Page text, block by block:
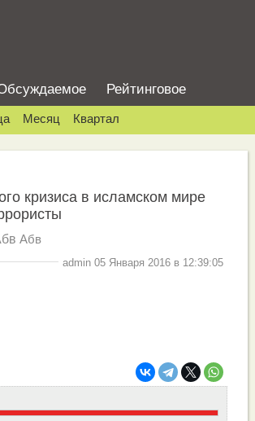
Рейтинговое
Месяц Квартал
кризиса в исламском мире
Абв
admin 05 Января 2016 в 12:39:05